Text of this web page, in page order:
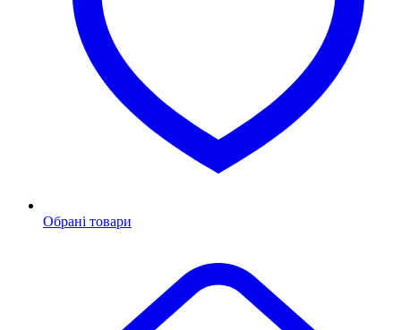
Обрані товари